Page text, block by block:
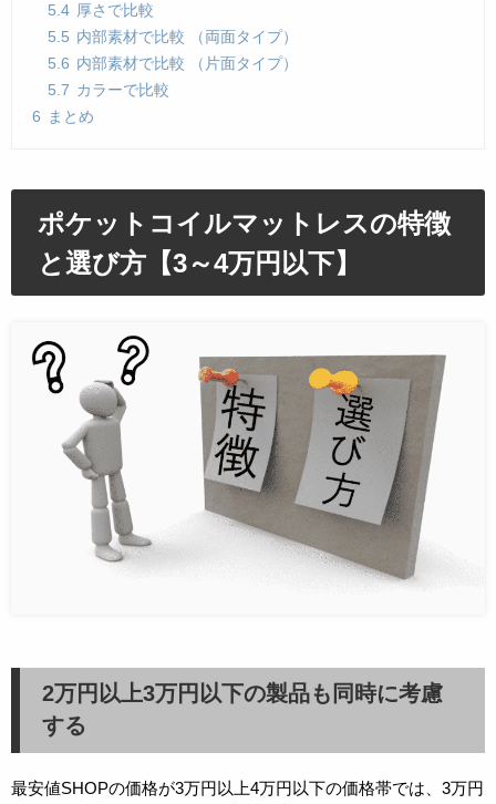
5.4 厚さで比較
5.5 内部素材で比較 （両面タイプ）
5.6 内部素材で比較 （片面タイプ）
5.7
カラーで比較
6
まとめ
ポケットコイルマットレスの特徴
と選び方【3～4万円以下】
2万円以上3万円以下の製品も同時に考慮
する
最安値SHOPの価格が3万円以上4万円以下の価格帯では、3万円